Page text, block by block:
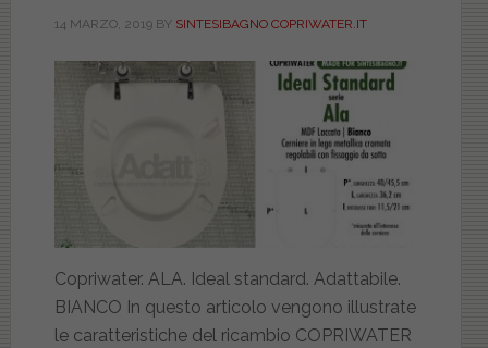
14 MARZO, 2019BY SINTESIBAGNO COPRIWATER.IT
Copriwater. ALA. Ideal standard. Adattabile.
BIANCO In questo articolo vengono illustrate
le caratteristiche del ricambio COPRIWATER